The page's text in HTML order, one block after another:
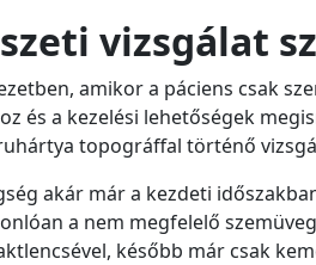
vizsgálat
amikor a páciens csak
és a kezelési lehetőségek
topográffal történő
akár már a kezdeti
a nem megfelelő
később már csak